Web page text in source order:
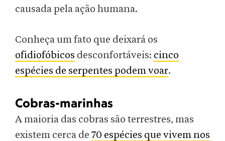
causada pela ação humana.
Conheça um fato que deixará os
ofidiofóbicos desconfortáveis: cinco
espécies de serpentes podem voar.
Cobras-marinhas
A maioria das cobras são terrestres, mas
existem cerca de 70 espécies que vivem nos